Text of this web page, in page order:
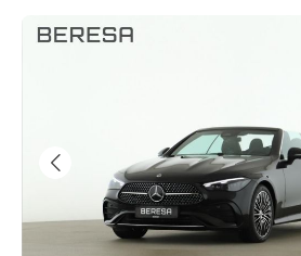
Bildergalerie überspringen